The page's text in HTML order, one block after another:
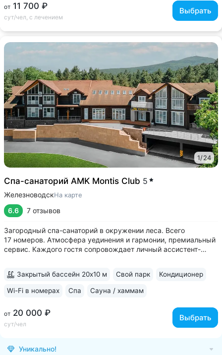
от 11 700 ₽
сут/чел, с лечением
Выбрать
1/24
Спа-санаторий AMK Montis Club 5
ЖелезноводскНа карте
6.6 7 отзывов
Загородный спа-санаторий в окружении леса. Всего
17 номеров. Атмосфера уединения и гармонии, премиальный
сервис. Каждого гостя сопровождает личный ассистент-
с отделкой из природных материалов....
от 20 000 ₽
сут/чел
Выбрать
Закрытый бассейн 20х10 м Свой парк Кондиционер
Wi-Fi в номерах Спа Сауна / хаммам
Уникально!